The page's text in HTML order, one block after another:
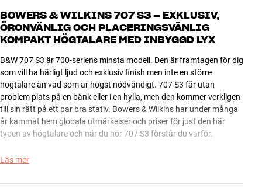
BOWERS & WILKINS 707 S3 – EXKLUSIV,
ÖRONVÄNLIG OCH PLACERINGSVÄNLIG
KOMPAKT HÖGTALARE MED INBYGGD LYX
B&W 707 S3 är 700-seriens minsta modell. Den är framtagen för dig
som vill ha härligt ljud och exklusiv finish men inte en större
högtalare än vad som är högst nödvändigt. 707 S3 får utan
problem plats på en bänk eller i en hylla, men den kommer verkligen
till sin rätt på ett par bra stativ. Bowers & Wilkins har under många
år kammat hem globala utmärkelser och priser för just den här
typen av högtalare och när du hör 707 S3 förstår du varför.
Röster och instrument är detaljrika och ofärgade på ett sätt som
på. 707 S3 är inte en högtalare för extrema techno- eller
Läs mer